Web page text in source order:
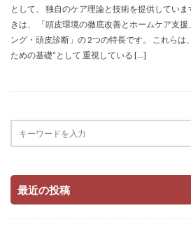
として、 独自のケア理論と技術を提供してい
きは、 「頭皮環境の徹底改善とホームケア支
ング・頭皮診断」の 2つの特長です。 これらは
ための基礎”として 重視している […]
最近の投稿